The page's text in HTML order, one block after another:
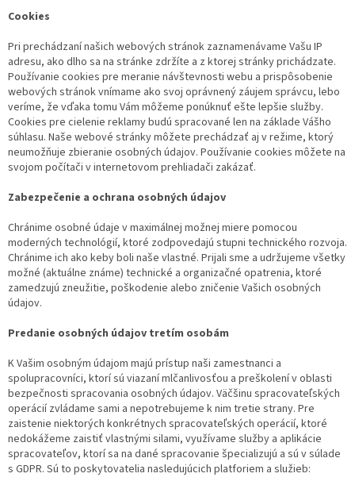
Cookies
Pri prechádzaní našich webových stránok zaznamenávame Vašu IP
adresu, ako dlho sa na stránke zdržíte a z ktorej stránky prichádzate.
Používanie cookies pre meranie návštevnosti webu a prispôsobenie
webových stránok vnímame ako svoj oprávnený záujem správcu, lebo
veríme, že vďaka tomu Vám môžeme ponúknuť ešte lepšie služby.
Cookies pre cielenie reklamy budú spracované len na základe Vášho
súhlasu. Naše webové stránky môžete prechádzať aj v režime, ktorý
neumožňuje zbieranie osobných údajov. Používanie cookies môžete na
svojom počítači v internetovom prehliadači zakázať.
Zabezpečenie a ochrana osobných údajov
Chránime osobné údaje v maximálnej možnej miere pomocou
moderných technológií, ktoré zodpovedajú stupni technického rozvoja.
Chránime ich ako keby boli naše vlastné. Prijali sme a udržujeme všetky
možné (aktuálne známe) technické a organizačné opatrenia, ktoré
zamedzujú zneužitie, poškodenie alebo zničenie Vašich osobných
údajov.
Predanie osobných údajov tretím osobám
K Vašim osobným údajom majú prístup naši zamestnanci a
spolupracovníci, ktorí sú viazaní mlčanlivosťou a preškolení v oblasti
bezpečnosti spracovania osobných údajov. Väčšinu spracovateľských
operácií zvládame sami a nepotrebujeme k nim tretie strany. Pre
zaistenie niektorých konkrétnych spracovateľských operácií, ktoré
nedokážeme zaistiť vlastnými silami, využívame služby a aplikácie
spracovateľov, ktorí sa na dané spracovanie špecializujú a sú v súlade
s GDPR. Sú to poskytovatelia nasledujúcich platforiem a služieb: